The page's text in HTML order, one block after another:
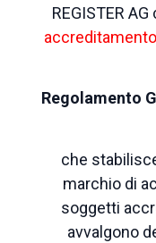
REGISTER
accreditamento
Regolamento
che
marchio di
soggetti
avvalgono